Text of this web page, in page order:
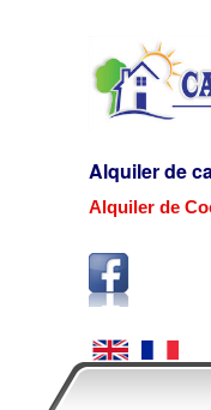
Alquiler de
Alquiler de